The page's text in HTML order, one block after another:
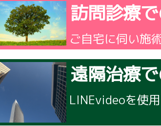
訪問診療
ご自宅に伺い施
遠隔治療
LINEvideoを使